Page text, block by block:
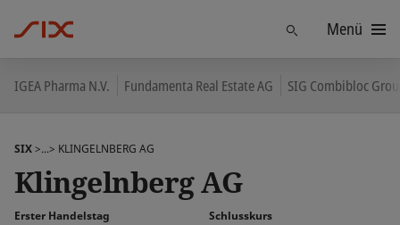
FindenMenü
IGEA Pharma N.V. Fundamenta Real Estate AG SIG Combibloc
SIX>...> KLINGELNBERG AG
Klingelnberg AG
Erster Handelstag Schlusskurs